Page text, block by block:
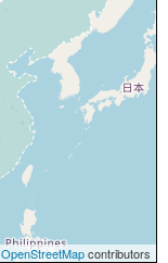
OpenStreetMapcontributors